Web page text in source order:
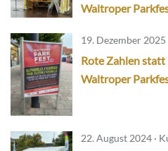
Waltroper
19. Dezember
Rote Zahlen
Waltroper
22. August 2024 ·